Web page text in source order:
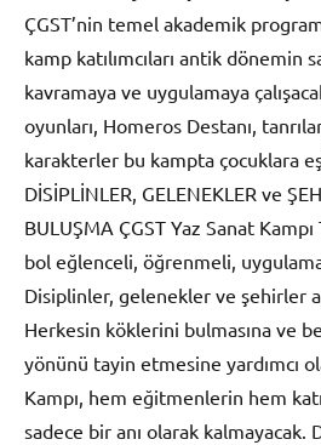
ÇGST’nin temel akademik
kamp katılımcıları antik dönemin
kavramaya ve uygulamaya
oyunları, Homeros Destanı,
karakterler bu kampta çocuklara
DİSİPLİNLER, GELENEKLER ve
BULUŞMA ÇGST Yaz Sanat
bol eğlenceli, öğrenmeli,
Disiplinler, gelenekler ve şehirler
Herkesin köklerini bulmasına ve
yönünü tayin etmesine yardımcı
Kampı, hem eğitmenlerin hem
sadece bir anı olarak kalmayacak.